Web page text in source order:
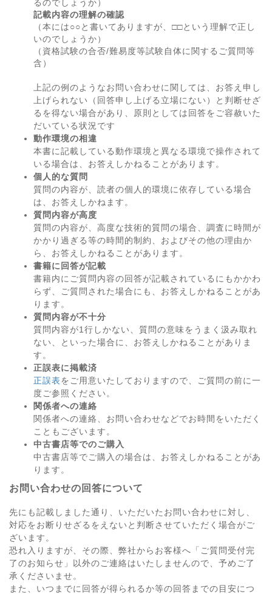
るのでしょうか）
記載内容の理解の確認
（本には○○と書いてありますが、□□という理解で正し
いのでしょうか）
（資格試験の合否/難易度等試験自体に関するご質問等
含）
上記の例のようなお問い合わせに関しては、お答え申し
上げられない（回答申し上げる立場にない）と判断せざ
るを得ない場合があり、原則としては回答をご容赦いた
だいている状況です
動作環境の相違
本書に記載している動作環境と異なる環境で操作されて
いる場合は、お答えしかねることがあります。
個人的な質問
質問の内容が、読者の個人的環境に依存している場合
は、お答えしかねます。
質問内容が高度
質問の内容が、高度な技術的質問の場合、調査に時間が
かかり過ぎる等の時間的制約、およびその他の理由か
ら、お答えしかねることがあります。
書籍に回答が記載
書籍内にご質問内容の回答が記載されているにもかかわ
らず、ご質問された場合にも、お答えしかねることがあ
ります。
質問内容が不十分
質問内容が1行しかない、質問の意味をうまく汲み取れ
ない、といった場合に、お答えしかねることがありま
す。
正誤表に掲載済
正誤表をご用意いたしておりますので、ご質問の前に一
度ご参照ください。
関係者への連絡
関係者への連絡、お問い合わせなどでお時間をいただく
こともございます。
中古書店等でのご購入
中古書店等でご購入の場合は、お答えしかねることがあ
ります。
お問い合わせの回答について
先にも記載しました通り、いただいたお問い合わせに対し、
対応をお断りせざるをえないと判断させていただく場合がご
ざいます。
恐れ入りますが、その際、弊社からお客様へ「ご質問受付完
了のお知らせ」以外のご連絡はいたしませんので、予めご了
承くださいませ。
また、いつまでに回答が得られるか等の回答までの目安につ